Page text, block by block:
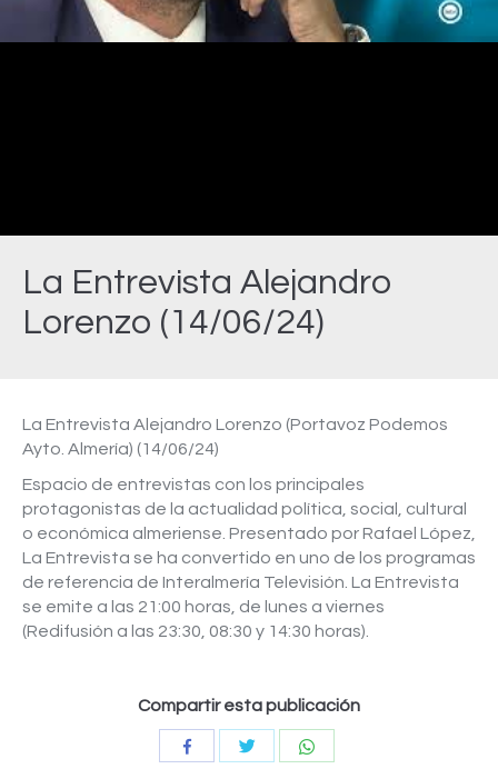
La Entrevista Alejandro
Lorenzo (14/06/24)
Video
La Entrevista Alejandro Lorenzo (Portavoz Podemos
Ayto. Almería) (14/06/24)
Espacio de entrevistas con los principales
protagonistas de la actualidad política, social, cultural
o económica almeriense. Presentado por Rafael López,
La Entrevista se ha convertido en uno de los programas
de referencia de Interalmería Televisión. La Entrevista
se emite a las 21:00 horas, de lunes a viernes
(Redifusión a las 23:30, 08:30 y 14:30 horas).
Compartir esta publicación
CompartirCompartir